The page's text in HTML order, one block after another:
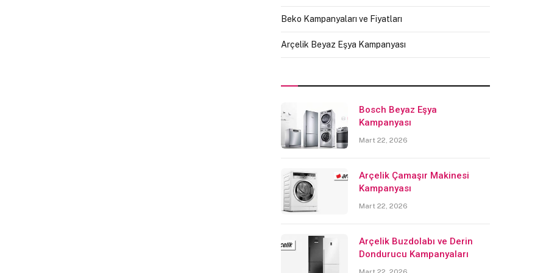
Beko Kampanyaları ve Fiyatları
Arçelik Beyaz Eşya Kampanyası
Bosch Beyaz Eşya
Kampanyası
Mart 22, 2026
Arçelik Çamaşır Makinesi
Kampanyası
Mart 22, 2026
Arçelik Buzdolabı ve Derin
Dondurucu Kampanyaları